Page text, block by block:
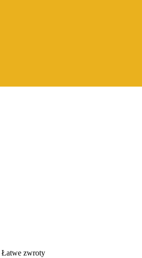
Łatwe zwroty